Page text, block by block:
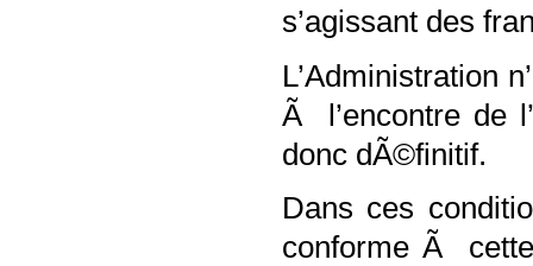
s’agissant des
L’Administration
Ã l’encontre de
donc dÃ©finitif.
Dans ces
conforme Ã